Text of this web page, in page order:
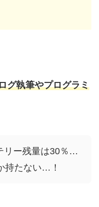
グ執筆やプログラミ
リー残量は30％…
持たない…！